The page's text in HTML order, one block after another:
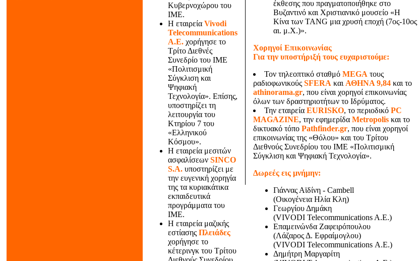
Κυβερνοχώρου του
ΙΜΕ.
Η εταιρεία Vivodi
Telecommunications
A.E. χορήγησε το
Τρίτο Διεθνές
Συνεδρίο του ΙΜΕ
«Πολιτισμική
Σύγκλιση και
Ψηφιακή
Τεχνολογία». Eπίσης,
υποστηρίζει τη
λειτουργία του
Κτηρίου 7 του
«Ελληνικού
Κόσμου».
Η εταιρεία μεσιτών
ασφαλίσεων SINCO
S.A. υποστηρίζει με
την ευγενική χορηγία
της τα κυριακάτικα
εκπαιδευτικά
προγράμματα του
ΙΜΕ.
Η εταιρεία μαζικής
εστίασης Πλειάδες
χορήγησε το
κέτερινγκ του Τρίτου
έκθεσης που πραγματοποιήθηκε στο
Βυζαντινό και Χριστιανικό μουσείο «Η
Κίνα των TANG μια χρυσή εποχή (7ος-10ος
αι. μ.Χ.)».
Χορηγοί Επικοινωνίας
Για την υποστήριξή τους ευχαριστούμε:
Τον τηλεοπτικό σταθμό MEGA τους
ραδιοφωνικούς SFERA και ΑΘΗΝΑ 9,84 και το
athinorama.gr, που είναι χορηγοί επικοινωνίας
όλων των δραστηριοτήτων το Ιδρύματος.
Την εταιρεία EURISKO, το περιοδικό PC
MAGAZINE, την εφημερίδα Metropolis και το
δικτυακό τόπο Pathfinder.gr, που είναι χορηγοί
επικοινωνίας της «Θόλου» και του Τρίτου
Διεθνούς Συνεδρίου του ΙΜΕ «Πολιτισμική
Σύγκλιση και Ψηφιακή Τεχνολογία».
Δωρεές εις μνήμην:
Γιάννας Αϊδίνη - Cambell
(Οικογένεια Ηλία Κλη)
Γεωργίου Δημάκη
(VIVODI Telecommunications A.E.)
Επαμεινώνδα Ζαφειρόπουλου
(Λάζαρος Δ. Εφραίμογλου)
(VIVODI Telecommunications Α.Ε.)
Δημήτρη Μαργαρίτη